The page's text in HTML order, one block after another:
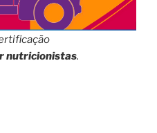
nutricionistas.